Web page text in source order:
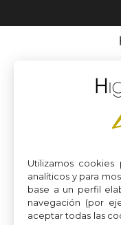
Utilizamos
analíticos y para
base a un perfil
navegación (por
aceptar todas las